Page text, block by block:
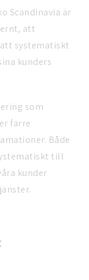
Scandinavia är
att
systematiskt
kunders
som
färre
Både
till
kunder